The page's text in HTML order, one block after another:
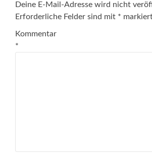
Deine E-Mail-Adresse wird nicht
Erforderliche Felder sind mit *
Kommentar
*